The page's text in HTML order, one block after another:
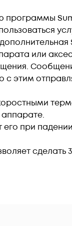
или
этим
при
сделать